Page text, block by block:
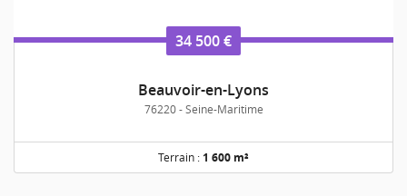
34 500 €
Beauvoir-en-Lyons
76220 - Seine-Maritime
Terrain : 1 600 m²